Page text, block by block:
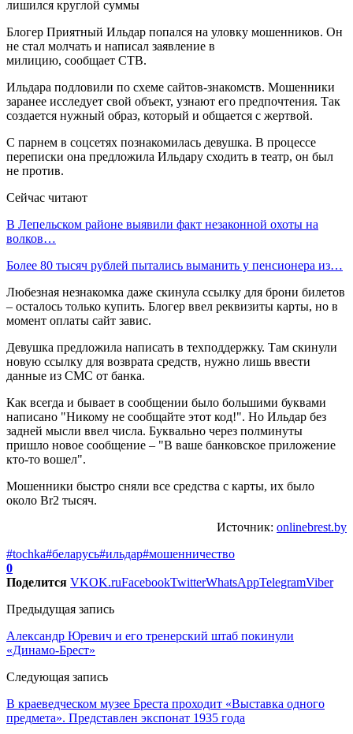
Блогер Приятный Ильдар попался на уловку мошенников. Он
не стал молчать и написал заявление в
милицию, сообщает СТВ.
Ильдара подловили по схеме сайтов-знакомств. Мошенники
заранее исследует свой объект, узнают его предпочтения. Так
создается нужный образ, который и общается с жертвой.
С парнем в соцсетях познакомилась девушка. В процессе
переписки она предложила Ильдару сходить в театр, он был
не против.
Сейчас читают
В Лепельском районе выявили факт незаконной охоты на
волков…
Более 80 тысяч рублей пытались выманить у пенсионера из…
Любезная незнакомка даже скинула ссылку для брони билетов
– осталось только купить. Блогер ввел реквизиты карты, но в
момент оплаты сайт завис.
Девушка предложила написать в техподдержку. Там скинули
новую ссылку для возврата средств, нужно лишь ввести
данные из СМС от банка.
Как всегда и бывает в сообщении было большими буквами
написано "Никому не сообщайте этот код!". Но Ильдар без
задней мысли ввел числа. Буквально через полминуты
пришло новое сообщение – "В ваше банковское приложение
кто-то вошел".
Мошенники быстро сняли все средства с карты, их было
около Br2 тысяч.
Источник: onlinebrest.by
#tochka#беларусь#ильдар#мошенничество
0
Поделится VKOK.ruFacebookTwitterWhatsAppTelegramViber
Предыдущая запись
Александр Юревич и его тренерский штаб покинули
«Динамо-Брест»
Следующая запись
В краеведческом музее Бреста проходит «Выставка одного
предмета». Представлен экспонат 1935 года